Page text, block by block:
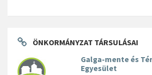
ÖNKORMÁNYZAT TÁRSULÁSAI
Galga-mente és
Egyesület